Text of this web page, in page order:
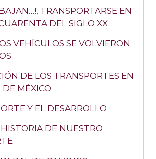
TRANSPORTARSE EN
DEL SIGLO XX
VEHÍCULOS SE VOLVIERON
DE LOS TRANSPORTES EN
MÉXICO
Y EL DESARROLLO
DE NUESTRO